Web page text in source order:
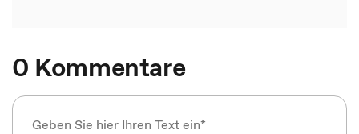
0 Kommentare